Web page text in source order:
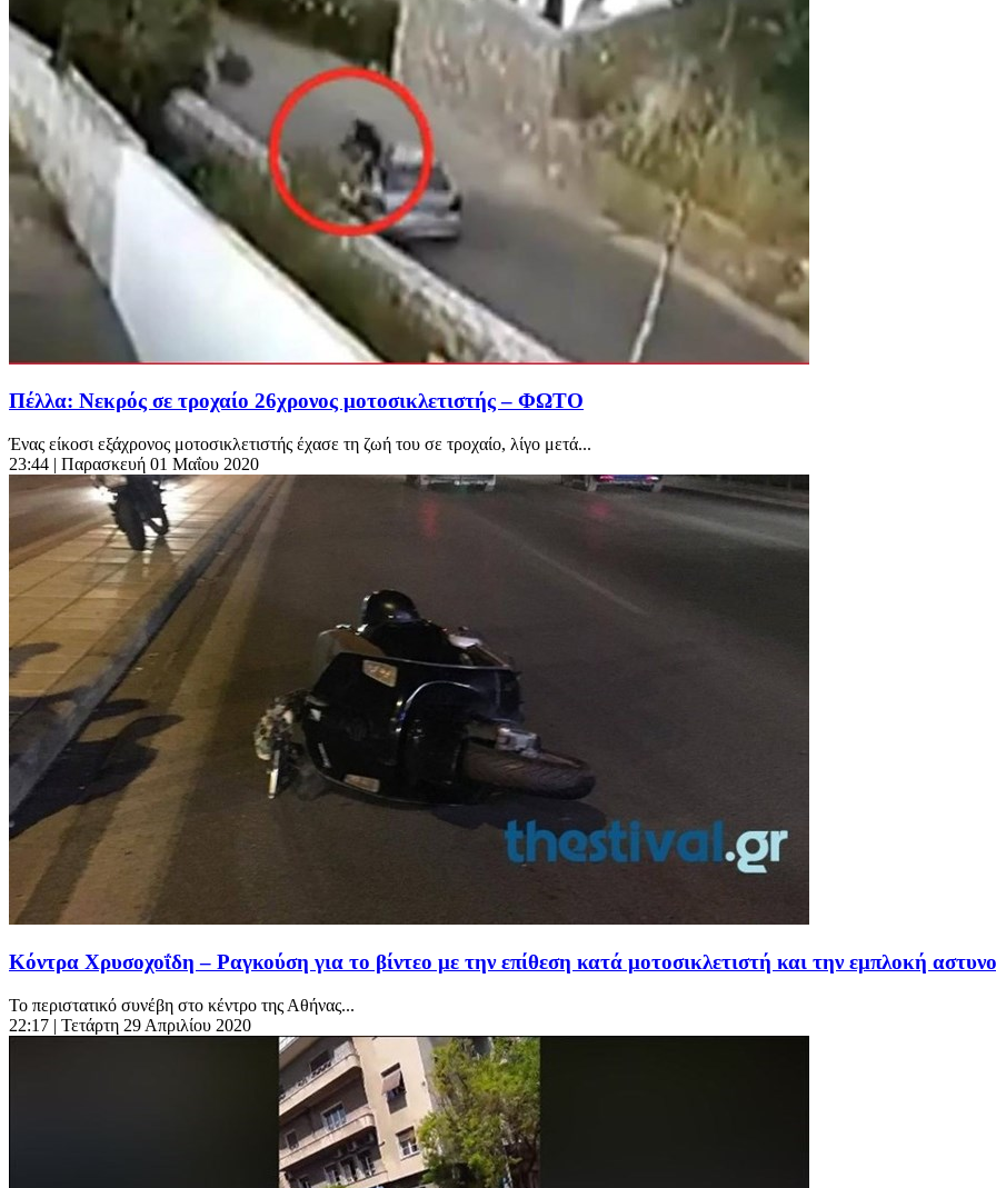
Πέλλα: Νεκρός σε τροχαίο 26χρονος μοτοσικλετιστής – ΦΩΤΟ
Ένας είκοσι εξάχρονος μοτοσικλετιστής έχασε τη ζωή του σε τροχαίο, λίγο μετά...
23:44 | Παρασκευή 01 Μαΐου 2020
Κόντρα Χρυσοχοΐδη – Ραγκούση για το βίντεο με την επίθεση κατά μοτοσικλετιστή και την εμπλοκή
Το περιστατικό συνέβη στο κέντρο της Αθήνας...
22:17 | Τετάρτη 29 Απριλίου 2020